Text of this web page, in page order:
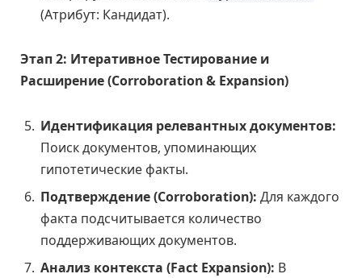
(Атрибут: Кандидат).
Этап 2: Итеративное Тестирование и
Расширение (Corroboration & Expansion)
Идентификация релевантных документов:
Поиск документов, упоминающих
гипотетические факты.
Подтверждение (Corroboration): Для каждого
факта подсчитывается количество
поддерживающих документов.
Анализ контекста (Fact Expansion): В